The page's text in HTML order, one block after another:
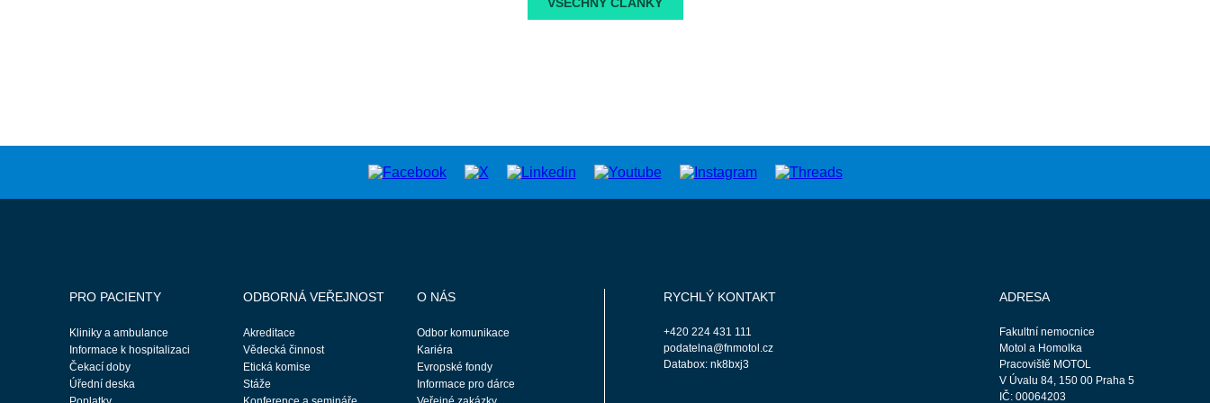
VŠECHNY ČLÁNKY
PRO PACIENTY
Kliniky a ambulance
Informace k hospitalizaci
Čekací doby
Úřední deska
ODBORNÁ VEŘEJNOST
Akreditace
Vědecká činnost
Etická komise
Stáže
O NÁS
Odbor komunikace
Kariéra
Evropské fondy
Informace pro dárce
RYCHLÝ KONTAKT
+420 224 431 111
podatelna@fnmotol.cz
Databox: nk8bxj3
ADRESA
Fakultní nemocnice
Motol a Homolka
Pracoviště MOTOL
V Úvalu 84, 150 00 Praha 5
IČ: 00064203